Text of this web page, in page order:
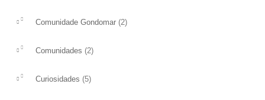
Comunidade Gondomar (2)
Comunidades (2)
Curiosidades (5)